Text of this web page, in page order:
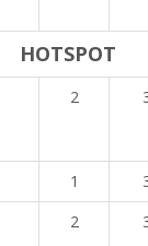
HOTSPOT
2
1
2